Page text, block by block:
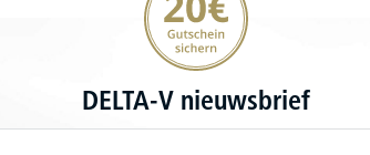
DELTA-V nieuwsbrief